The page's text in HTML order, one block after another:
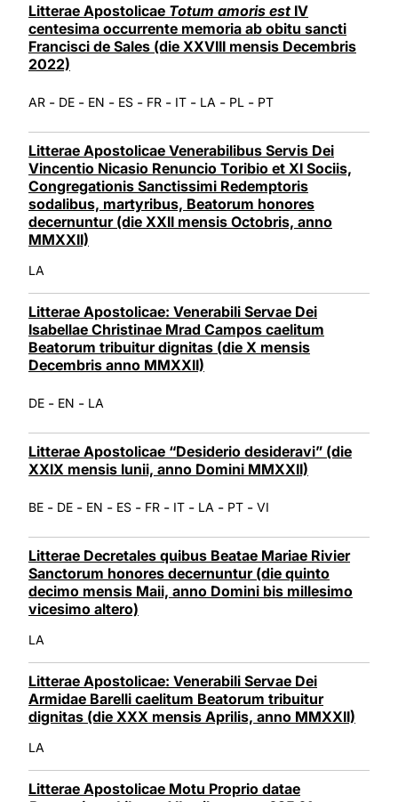
Litterae Apostolicae Totum amoris est IV
centesima occurrente memoria ab obitu sancti
Francisci de Sales (die XXVIII mensis Decembris
2022)
AR - DE - EN - ES - FR - IT - LA - PL - PT
Litterae Apostolicae Venerabilibus Servis Dei
Vincentio Nicasio Renuncio Toribio et XI Sociis,
Congregationis Sanctissimi Redemptoris
sodalibus, martyribus, Beatorum honores
decernuntur (die XXII mensis Octobris, anno
MMXXII)
LA
Litterae Apostolicae: Venerabili Servae Dei
Isabellae Christinae Mrad Campos caelitum
Beatorum tribuitur dignitas (die X mensis
Decembris anno MMXXII)
DE - EN - LA
Litterae Apostolicae “Desiderio desideravi” (die
XXIX mensis Iunii, anno Domini MMXXII)
BE - DE - EN - ES - FR - IT - LA - PT - VI
Litterae Decretales quibus Beatae Mariae Rivier
Sanctorum honores decernuntur (die quinto
decimo mensis Maii, anno Domini bis millesimo
vicesimo altero)
LA
Litterae Apostolicae: Venerabili Servae Dei
Armidae Barelli caelitum Beatorum tribuitur
dignitas (die XXX mensis Aprilis, anno MMXXII)
LA
Litterae Apostolicae Motu Proprio datae